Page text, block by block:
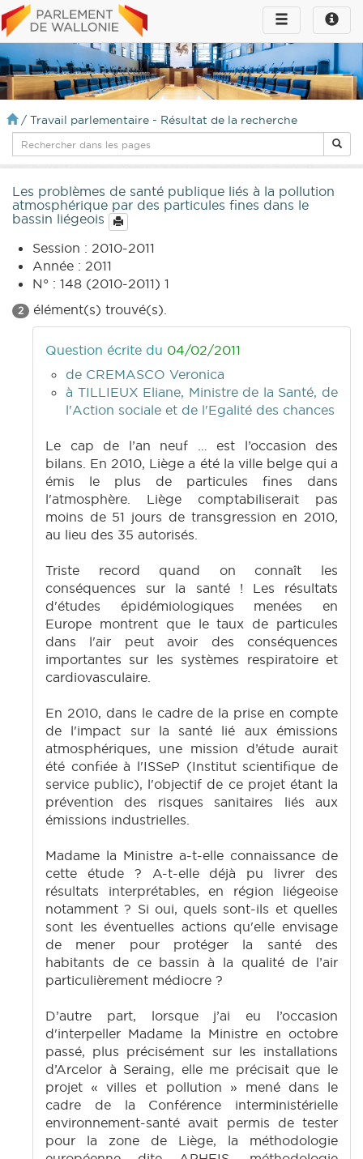
Toggle
infos
Toggle
navigation
/ Travail parlementaire - Résultat de la recherche
Les problèmes de santé publique liés à la pollution
atmosphérique par des particules fines dans le
bassin liégeois
Session : 2010-2011
Année : 2011
N° : 148 (2010-2011) 1
2 élément(s) trouvé(s).
Question écrite du 04/02/2011
de CREMASCO Veronica
à TILLIEUX Eliane, Ministre de la Santé, de
l'Action sociale et de l'Egalité des chances
Le cap de l’an neuf … est l’occasion des
bilans. En 2010, Liège a été la ville belge qui a
émis le plus de particules fines dans
l'atmosphère. Liège comptabiliserait pas
moins de 51 jours de transgression en 2010,
au lieu des 35 autorisés.
Triste record quand on connaît les
conséquences sur la santé ! Les résultats
d'études épidémiologiques menées en
Europe montrent que le taux de particules
dans l'air peut avoir des conséquences
importantes sur les systèmes respiratoire et
cardiovasculaire.
En 2010, dans le cadre de la prise en compte
de l'impact sur la santé lié aux émissions
atmosphériques, une mission d’étude aurait
été confiée à l'ISSeP (Institut scientifique de
service public), l'objectif de ce projet étant la
prévention des risques sanitaires liés aux
émissions industrielles.
Madame la Ministre a-t-elle connaissance de
cette étude ? A-t-elle déjà pu livrer des
résultats interprétables, en région liégeoise
notamment ? Si oui, quels sont-ils et quelles
sont les éventuelles actions qu'elle envisage
de mener pour protéger la santé des
habitants de ce bassin à la qualité de l’air
particulièrement médiocre ?
D’autre part, lorsque j’ai eu l’occasion
d'interpeller Madame la Ministre en octobre
passé, plus précisément sur les installations
d’Arcelor à Seraing, elle me précisait que le
projet « villes et pollution » mené dans le
cadre de la Conférence interministérielle
environnement-santé avait permis de tester
pour la zone de Liège, la méthodologie